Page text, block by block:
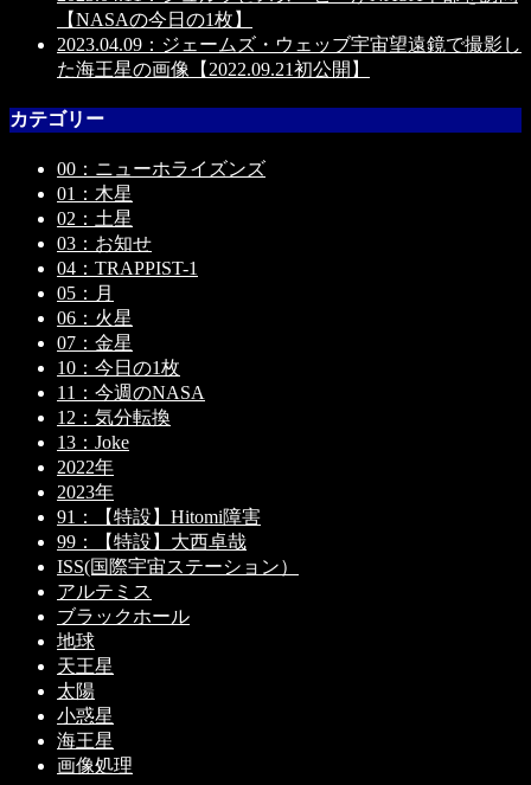
【NASAの今日の1枚】
2023.04.09：ジェームズ・ウェッブ宇宙望遠鏡で撮影し
た海王星の画像【2022.09.21初公開】
カテゴリー
00：ニューホライズンズ
01：木星
02：土星
03：お知せ
04：TRAPPIST-1
05：月
06：火星
07：金星
10：今日の1枚
11：今週のNASA
12：気分転換
13：Joke
2022年
2023年
91：【特設】Hitomi障害
99：【特設】大西卓哉
ISS(国際宇宙ステーション）
アルテミス
ブラックホール
地球
天王星
太陽
小惑星
海王星
画像処理